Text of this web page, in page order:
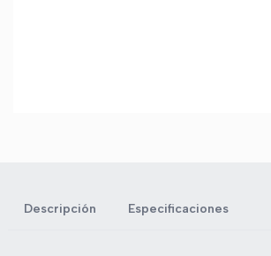
Descripción Especificaciones